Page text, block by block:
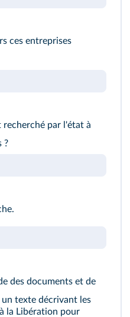
ces entreprises
recherché par l'état à
?
des documents et de
un texte décrivant les
la Libération pour